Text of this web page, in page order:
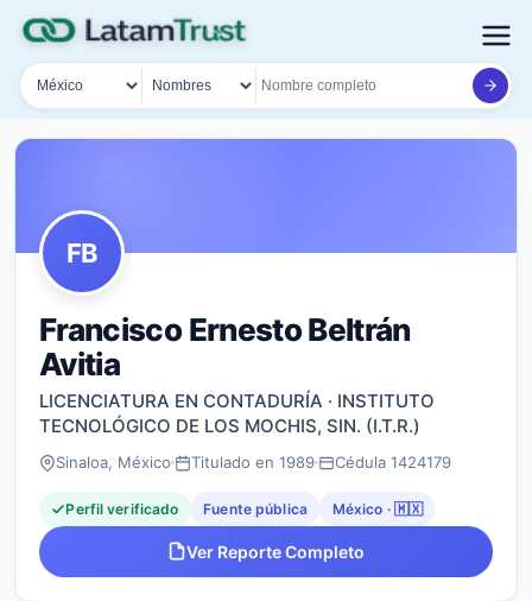
País
Tipo de búsqueda
Nombre o documento
FB
Francisco Ernesto Beltrán
Avitia
LICENCIATURA EN CONTADURÍA · INSTITUTO
TECNOLÓGICO DE LOS MOCHIS, SIN. (I.T.R.)
Sinaloa, México Titulado en 1989 Cédula 1424179
Perfil verificado Fuente pública México · 🇲🇽
Ver Reporte Completo